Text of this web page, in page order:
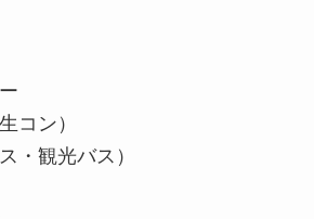
コン）
・観光バス）